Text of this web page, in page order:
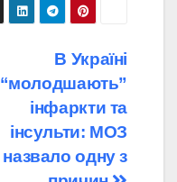
В Україні
“молодшають”
інфаркти та
інсульти: МОЗ
назвало одну з